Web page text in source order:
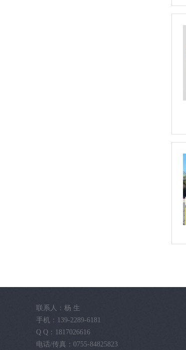
联系人：杨 生
手机：139-2289-6181
Q Q：1817026616
电话/传真：0755-84825823